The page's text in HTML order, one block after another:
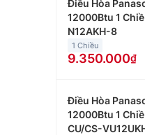
Điều Hòa
12000Btu 1
N12AKH-8
1 Chiều
9.350.000
Điều Hòa
12000Btu 1
CU/CS-